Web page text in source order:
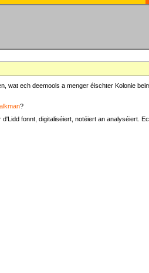
wat ech deemools a menger éischter Kolonie
?
fonnt, digitaliséiert, notéiert an analyséiert.